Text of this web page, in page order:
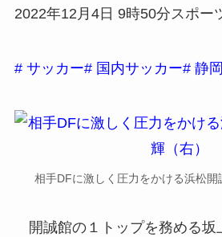
2022年12月4日 9時50分スポー
# サッカー# 国内サッカー# 静岡
相手DFに激しく圧力をかける浜松開
開誠館の１トップを務める坂